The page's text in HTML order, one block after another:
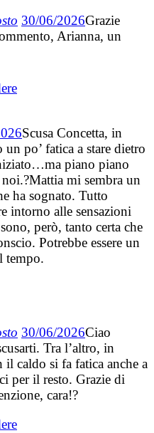
30/06/2026Grazie
Arianna, un
Scusa Concetta, in
po’ fatica a stare dietro
piano piano
mi sembra un
ha sognato. Tutto
intorno alle sensazioni
però, tanto certa che
Potrebbe essere un
tempo.
30/06/2026Ciao
Tra l’altro, in
il caldo si fa fatica anche a
per il resto. Grazie di
cara!?